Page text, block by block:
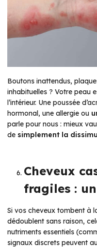
Boutons inattendus,
inhabituelles ? Votre peau
l’intérieur. Une poussée
hormonal, une allergie ou
parle pour nous : mieux
de simplement la
Cheveux
fragiles :
Si vos cheveux tombent à
dédoublent sans raison,
nutriments essentiels
signaux discrets peuvent